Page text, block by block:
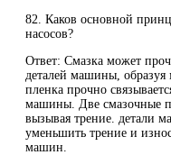
82. Каков основной
насосов?
Ответ: Смазка может
деталей машины, образуя
пленка прочно
машины. Две смазочные
вызывая трение. детали
уменьшить трение и
машин.